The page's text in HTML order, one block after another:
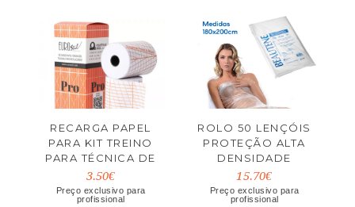
RECARGA PAPEL
PARA KIT TREINO
PARA TÉCNICA DE
CORTE PRO
EUROSTIL
3.50€
Preço exclusivo para
profissional
ROLO 50 LENÇÓIS
PROTEÇÃO ALTA
DENSIDADE
180X200CM
EUROSTIL
15.70€
Preço exclusivo para
profissional